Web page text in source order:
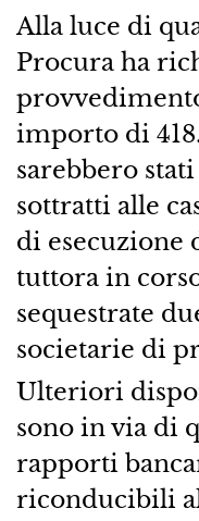
Alla luce di
Procura ha
importo di
sarebbero
sottratti alle
di esecuzione
tuttora in
sequestrate
societarie di
Ulteriori
sono in via di
rapporti
riconducibili